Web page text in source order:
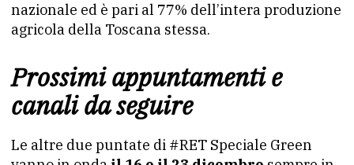
nazionale ed è pari al 77% dell’intera produzione
agricola della Toscana stessa.
Prossimi appuntamenti e
canali da seguire
Le altre due puntate di #RET Speciale Green